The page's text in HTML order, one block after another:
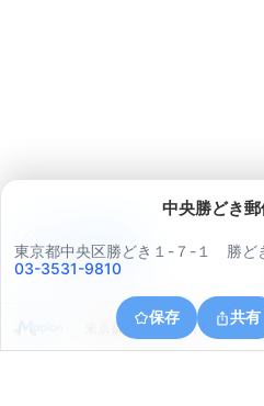
中央勝どき
東京都中央区勝どき１-７-１ 勝ど
03-3531-9810
保存 共有
東京都港区芝浦２丁目２
アプリで見る